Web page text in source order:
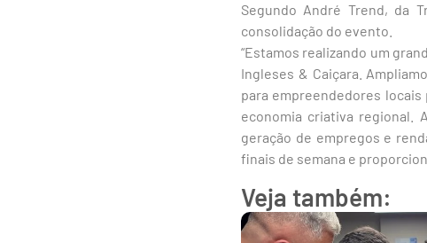
Segundo André Trend, da
consolidação do evento.
“Estamos realizando um
Ingleses & Caiçara.
para empreendedores
economia criativa regional.
geração de empregos e
finais de semana e
Veja também: